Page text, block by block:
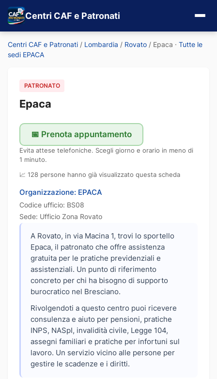
Centri CAF e Patronati
Centri CAF e Patronati / Lombardia / Rovato / Epaca · Tutte le
sedi EPACA
PATRONATO
Epaca
📅 Prenota appuntamento
Evita attese telefoniche. Scegli giorno e orario in meno di
1 minuto.
📈 128 persone hanno già visualizzato questa scheda
Organizzazione: EPACA
Codice ufficio: BS08
Sede: Ufficio Zona Rovato
A Rovato, in via Macina 1, trovi lo sportello
Epaca, il patronato che offre assistenza
gratuita per le pratiche previdenziali e
assistenziali. Un punto di riferimento
concreto per chi ha bisogno di supporto
burocratico nel Bresciano.
Rivolgendoti a questo centro puoi ricevere
consulenza e aiuto per pensioni, pratiche
INPS, NASpI, invalidità civile, Legge 104,
assegni familiari e pratiche per infortuni sul
lavoro. Un servizio vicino alle persone per
gestire le scadenze e i diritti.